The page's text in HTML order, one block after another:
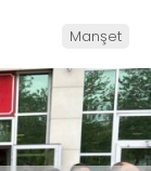
Manşet